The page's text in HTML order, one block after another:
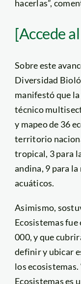
hacerlas”,
[Accede
Sobre este
Diversidad
manifestó que
técnico
y mapeo de 36
territorio
tropical, 3 para
andina, 9 para
acuáticos.
Asimismo,
Ecosistemas fue
000, y que
definir y ubicar
los
Ecosistemas es